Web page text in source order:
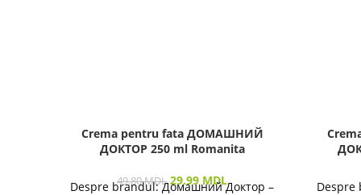
Crema pentru fata ДОМАШНИЙ
ДОКТОР 250 ml Romanita
49.80MDL 29.99 MDL
Despre brandul: Домашний Доктор –
Despre